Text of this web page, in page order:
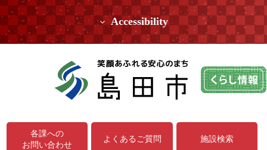
Accessibility
各課への
お問い合わせ
よくあるご質問 施設検索